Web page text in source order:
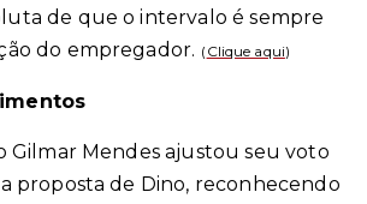
de que o intervalo é sempre
do empregador. ( Clique aqui)
Gilmar Mendes ajustou seu voto
proposta de Dino, reconhecendo